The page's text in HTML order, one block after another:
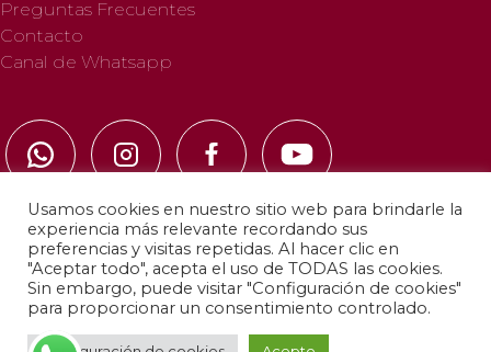
Preguntas Frecuentes
Contacto
Canal de Whatsapp
© 2025 Profab Hinchables. Todos los derechos
reservados.
Usamos cookies en nuestro sitio web para brindarle la
experiencia más relevante recordando sus
preferencias y visitas repetidas. Al hacer clic en
"Aceptar todo", acepta el uso de TODAS las cookies.
Sin embargo, puede visitar "Configuración de cookies"
para proporcionar un consentimiento controlado.